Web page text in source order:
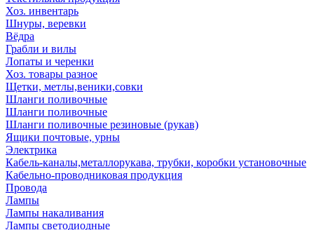
Хоз. инвентарь
Шнуры, веревки
Вёдра
Грабли и вилы
Лопаты и черенки
Хоз. товары разное
Щетки, метлы,веники,совки
Шланги поливочные
Шланги поливочные
Шланги поливочные резиновые (рукав)
Ящики почтовые, урны
Электрика
Кабель-каналы,металлорукава, трубки, коробки установочные
Кабельно-проводниковая продукция
Провода
Лампы
Лампы накаливания
Лампы светодиодные